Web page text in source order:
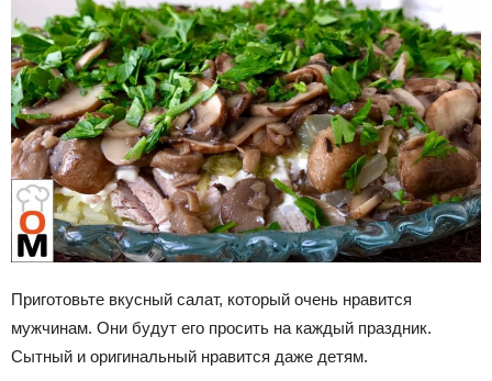
Приготовьте вкусный салат, который очень нравится
мужчинам. Они будут его просить на каждый праздник.
Сытный и оригинальный нравится даже детям.